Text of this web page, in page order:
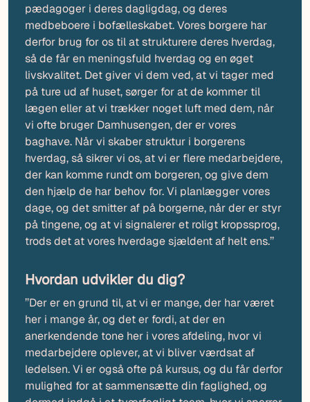
pædagoger i deres dagligdag, og deres
medbeboere i bofælleskabet. Vores borgere har
derfor brug for os til at strukturere deres hverdag,
så de får en meningsfuld hverdag og en øget
livskvalitet. Det giver vi dem ved, at vi tager med
på ture ud af huset, sørger for at de kommer til
lægen eller at vi trækker noget luft med dem, når
vi ofte bruger Damhusengen, der er vores
baghave. Når vi skaber struktur i borgerens
hverdag, så sikrer vi os, at vi er flere medarbejdere,
der kan komme rundt om borgeren, og give dem
den hjælp de har behov for. Vi planlægger vores
dage, og det smitter af på borgerne, når der er styr
på tingene, og at vi signalerer et roligt kropssprog,
trods det at vores hverdage sjældent af helt ens.’’
Hvordan udvikler du dig?
’’Der er en grund til, at vi er mange, der har været
her i mange år, og det er fordi, at der en
anerkendende tone her i vores afdeling, hvor vi
medarbejdere oplever, at vi bliver værdsat af
ledelsen. Vi er også ofte på kursus, og du får derfor
mulighed for at sammensætte din faglighed, og